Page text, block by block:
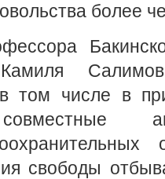
более
Камиля
том числе в
свободы